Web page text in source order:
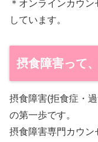
＊オンラインカウ
しています。
摂食障害って
摂食障害(拒食症・
の第一歩です。
摂食障害専門カウン